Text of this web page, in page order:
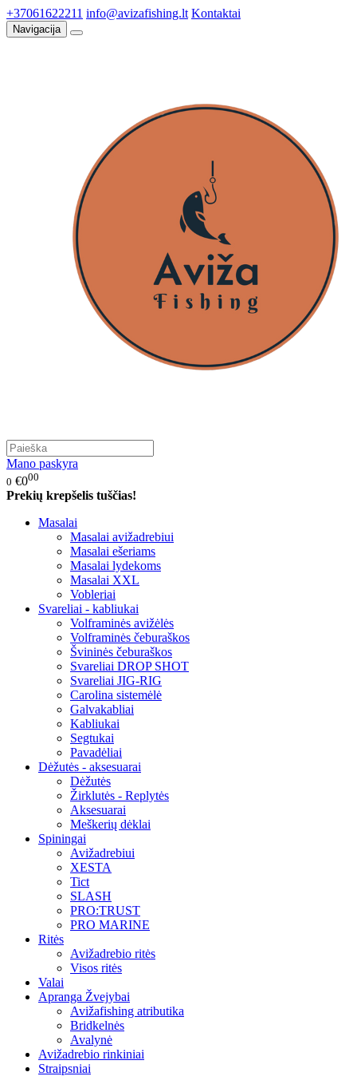
+37061622211 info@avizafishing.lt Kontaktai
Navigacija
Mano paskyra
0 €000
Prekių krepšelis tuščias!
Masalai
Masalai avižadrebiui
Masalai ešeriams
Masalai lydekoms
Masalai XXL
Vobleriai
Svareliai - kabliukai
Volframinės avižėlės
Volframinės čeburaškos
Švininės čeburaškos
Svareliai DROP SHOT
Svareliai JIG-RIG
Carolina sistemėlė
Galvakabliai
Kabliukai
Segtukai
Pavadėliai
Dėžutės - aksesuarai
Dėžutės
Žirklutės - Replytės
Aksesuarai
Meškerių dėklai
Spiningai
Avižadrebiui
XESTA
Tict
SLASH
PRO:TRUST
PRO MARINE
Ritės
Avižadrebio ritės
Visos ritės
Valai
Apranga Žvejybai
Avižafishing atributika
Bridkelnės
Avalynė
Avižadrebio rinkiniai
Straipsniai